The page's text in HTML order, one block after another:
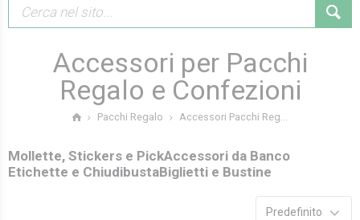
Accessori per Pacchi
Regalo e Confezioni
Pacchi Regalo Accessori Pacchi Reg...
Mollette, Stickers e PickAccessori da Banco
Etichette e ChiudibustaBiglietti e Bustine
Predefinito